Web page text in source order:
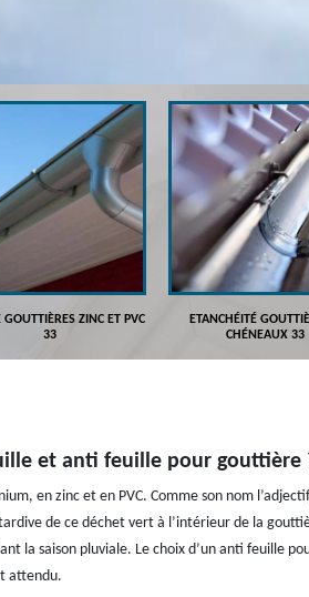
GOUTTIÈRES ZINC ET PVC
33
ETANCHÉITÉ
CHÉNEAUX 33
et anti feuille pour gouttière
en zinc et en PVC. Comme son nom
de ce déchet vert à l’intérieur de la
la saison pluviale. Le choix d’un anti feuille
attendu.